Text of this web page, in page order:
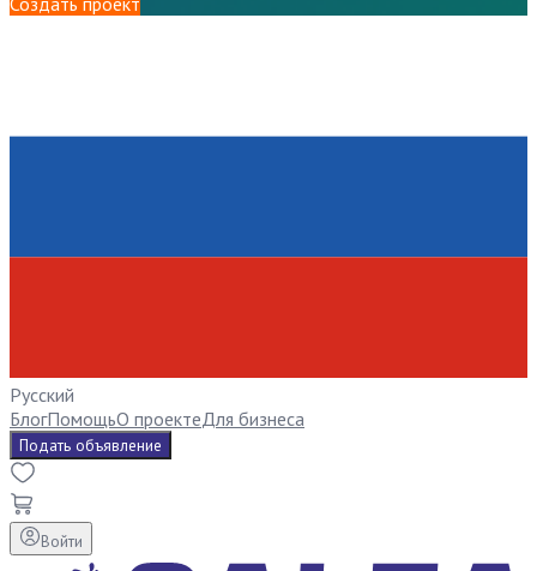
Русский
БлогПомощьО проектеДля бизнеса
Подать объявление
Войти